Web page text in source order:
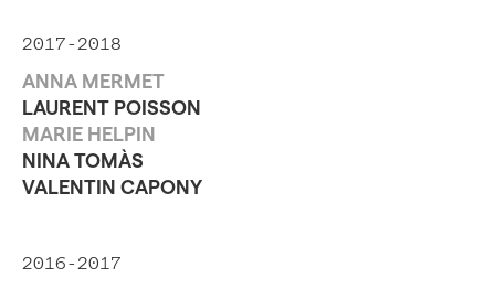
2017-2018
ANNA MERMET
LAURENT POISSON
MARIE HELPIN
NINA TOMÀS
VALENTIN CAPONY
2016-2017